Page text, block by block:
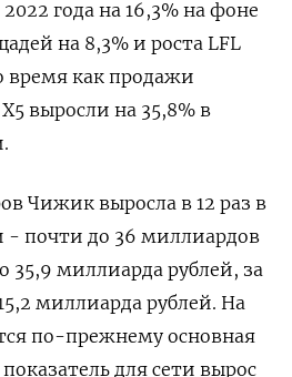
года на 16,3% на фоне
на 8,3% и роста LFL
время как продажи
выросли на 35,8% в
Чижик выросла в 12 раз в
почти до 36 миллиардов
35,9 миллиарда рублей, за
миллиарда рублей. На
по-прежнему основная
для сети вырос